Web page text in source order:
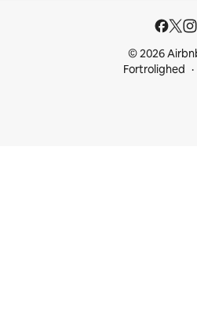
© 2026
Fortrolighed